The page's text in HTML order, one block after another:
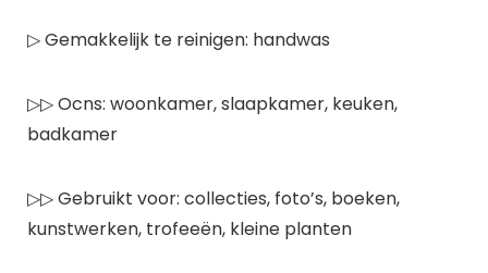
▷ Gemakkelijk te reinigen: handwas
▷▷ Ocns: woonkamer, slaapkamer, keuken,
badkamer
▷▷ Gebruikt voor: collecties, foto’s, boeken,
kunstwerken, trofeeën, kleine planten